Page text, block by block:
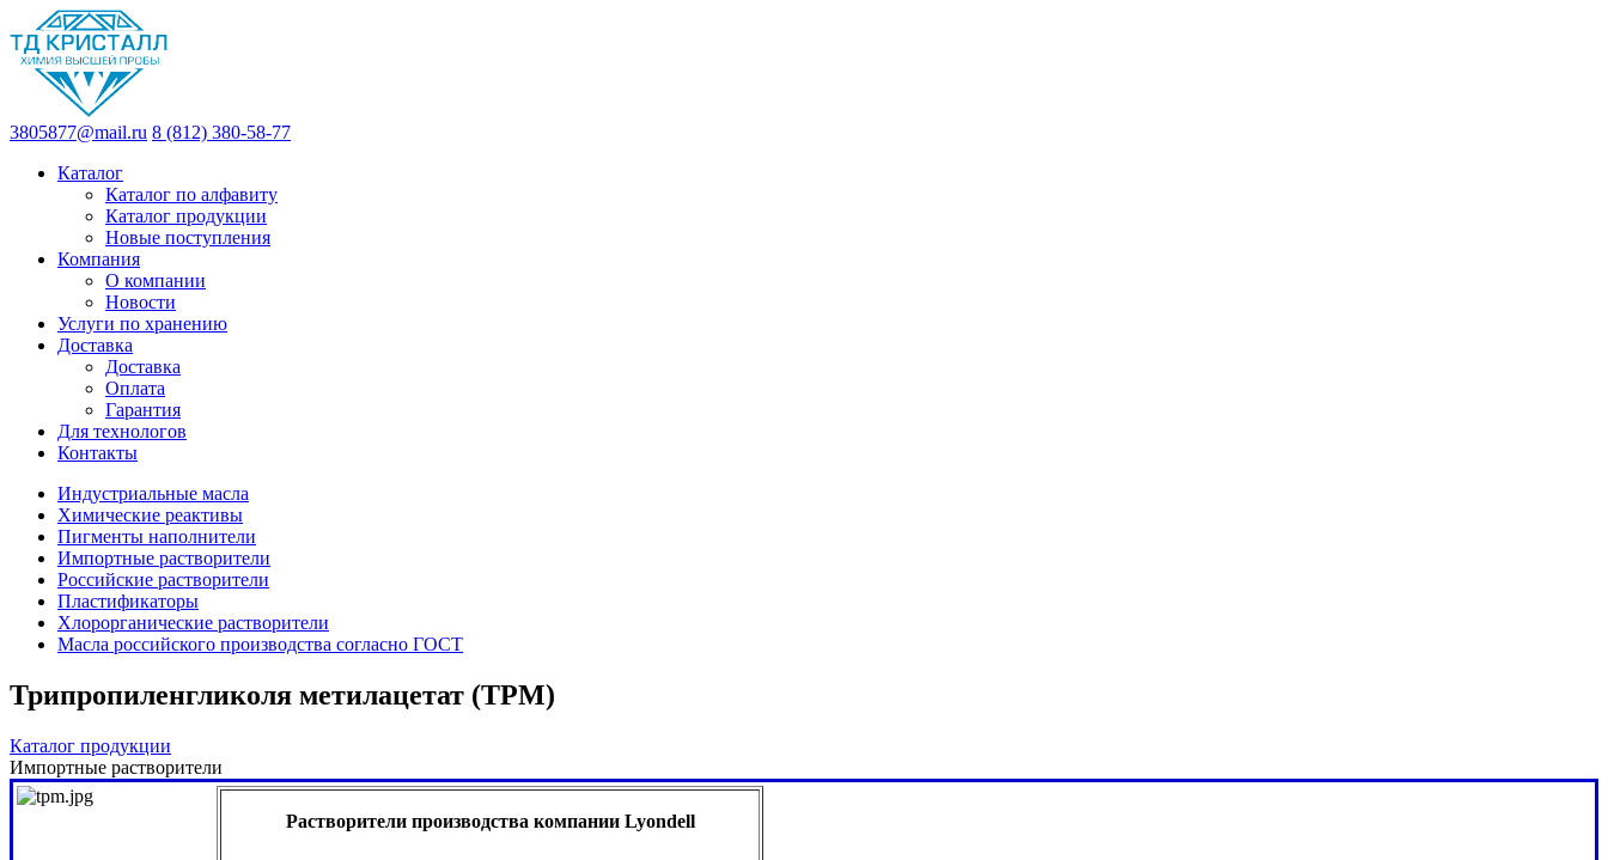
3805877@mail.ru 8 (812) 380-58-77
Каталог
Каталог по алфавиту
Каталог продукции
Новые поступления
Компания
О компании
Новости
Услуги по хранению
Доставка
Доставка
Оплата
Гарантия
Для технологов
Контакты
Индустриальные масла
Химические реактивы
Пигменты наполнители
Импортные растворители
Российские растворители
Пластификаторы
Хлорорганические растворители
Масла российского производства согласно ГОСТ
Трипропиленгликоля метилацетат (TPM)
Каталог продукции
Импортные растворители
Растворители производства компании Lyondell